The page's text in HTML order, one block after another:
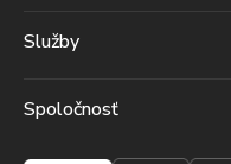
Služby
Spoločnosť